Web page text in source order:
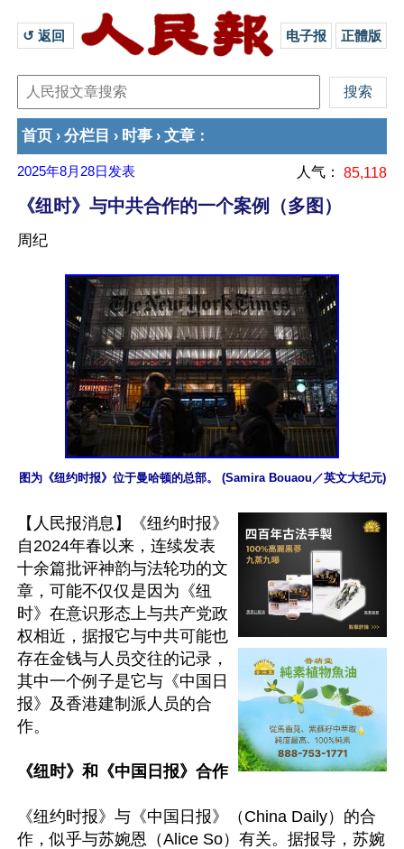
↺ 返回 电子报 正體版
首页 › 分栏目 › 时事 › 文章 ：
2025年8月28日 发表 人气： 85,118
《纽时》与中共合作的一个案例（多图）
周纪
图为《纽约时报》位于曼哈顿的总部。 (Samira Bouaou／英文大纪元)
【人民报消息】《纽约时报》
自2024年春以来，连续发表
十余篇批评神韵与法轮功的文
章，可能不仅仅是因为《纽
时》在意识形态上与共产党政
权相近，据报它与中共可能也
存在金钱与人员交往的记录，
其中一个例子是它与《中国日
报》及香港建制派人员的合
作。
《纽时》和《中国日报》合作
《纽约时报》与《中国日报》（China Daily）的合
作，似乎与苏婉恩（Alice So）有关。据报导，苏婉